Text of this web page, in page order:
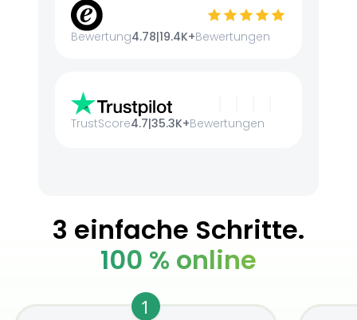
Bewertung4.78|19.4K+Bewertungen
TrustScore4.7|35.3K+Bewertungen
3 einfache Schritte.
100 % online
1